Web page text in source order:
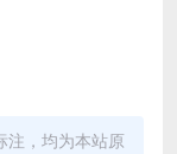
注，均为本站原